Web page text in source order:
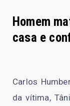
Homem
casa e
Carlos
da vítima,